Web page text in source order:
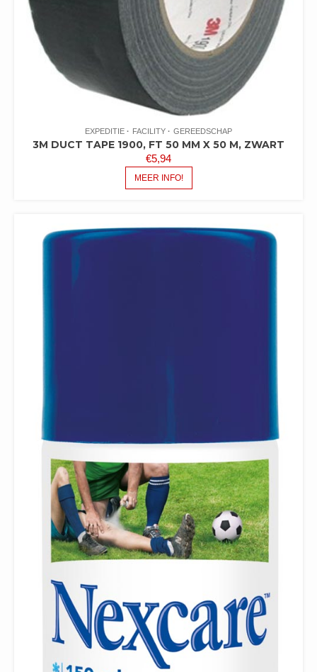
EXPEDITIE FACILITY GEREEDSCHAP
3M DUCT TAPE 1900, FT 50 MM X 50 M, ZWART
€5,94
MEER INFO!